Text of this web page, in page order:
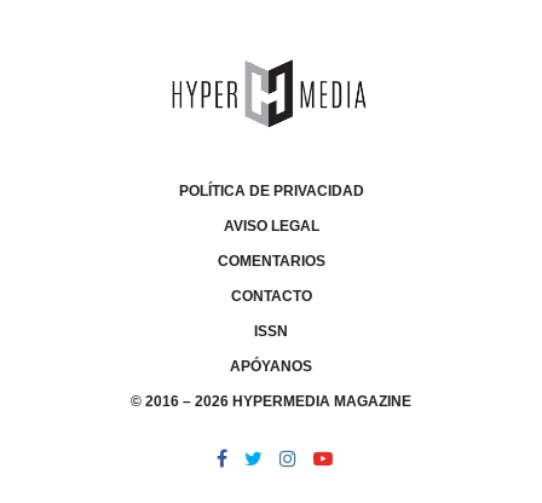
POLÍTICA DE PRIVACIDAD
AVISO LEGAL
COMENTARIOS
CONTACTO
ISSN
APÓYANOS
© 2016 – 2026 HYPERMEDIA MAGAZINE